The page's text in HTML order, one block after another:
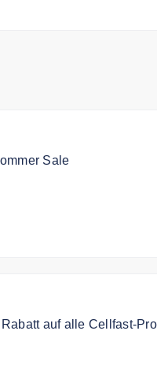
Sale
auf alle Cellfast-